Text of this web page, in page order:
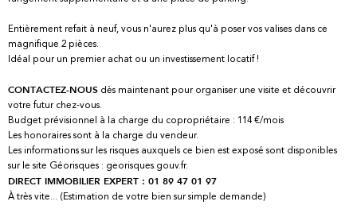
Entièrement refait à neuf, vous n'aurez plus qu'à poser vos valises dans ce
magnifique 2 pièces.
Idéal pour un premier achat ou un investissement locatif !
CONTACTEZ-NOUS dès maintenant pour organiser une visite et découvrir
votre futur chez-vous.
Budget prévisionnel à la charge du copropriétaire : 114 €/mois
Les honoraires sont à la charge du vendeur.
Les informations sur les risques auxquels ce bien est exposé sont disponibles
sur le site Géorisques : georisques.gouv.fr.
DIRECT IMMOBILIER EXPERT : 01 89 47 01 97
À très vite... (Estimation de votre bien sur simple demande)